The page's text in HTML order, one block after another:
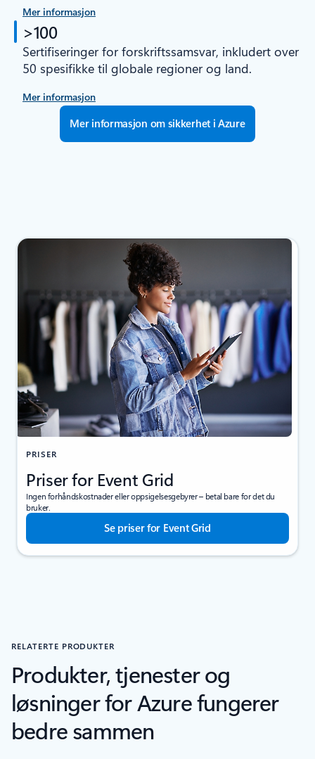
Mer informasjon
>100
Sertifiseringer for forskriftssamsvar, inkludert over
50 spesifikke til globale regioner og land.
Mer informasjon
Mer informasjon om sikkerhet i Azure
PRISER
Priser for Event Grid
Ingen forhåndskostnader eller oppsigelsesgebyrer – betal bare for det du
bruker.
Se priser for Event Grid
RELATERTE PRODUKTER
Produkter, tjenester og
løsninger for Azure fungerer
bedre sammen